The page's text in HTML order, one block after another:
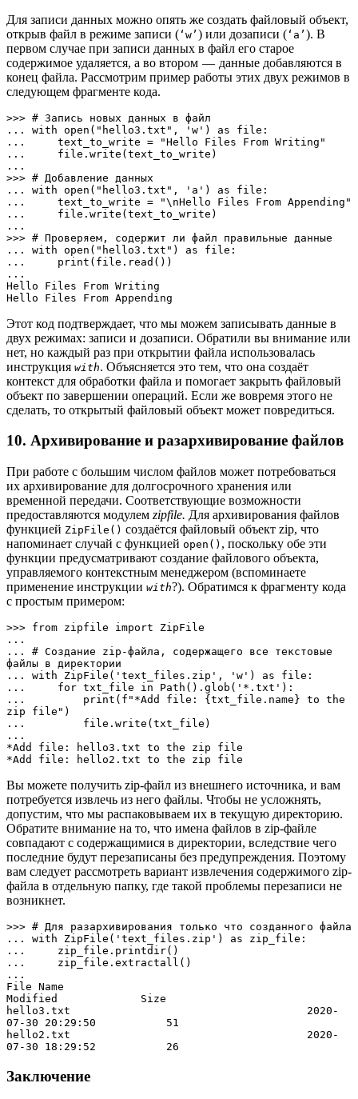
Для записи данных можно опять же создать файловый объект,
открыв файл в режиме записи ( ‘w’ ) или дозаписи ( ‘a’ ). В
первом случае при записи данных в файл его старое
содержимое удаляется, а во втором — данные добавляются в
конец файла. Рассмотрим пример работы этих двух режимов в
следующем фрагменте кода.
>>> # Запись новых данных в файл
... with open("hello3.txt", 'w') as file:
...     text_to_write = "Hello Files From Writing"
...     file.write(text_to_write)
...
>>> # Добавление данных
... with open("hello3.txt", 'a') as file:
...     text_to_write = "\nHello Files From Appending"
...     file.write(text_to_write)
...
>>> # Проверяем, содержит ли файл правильные данные
... with open("hello3.txt") as file:
...     print(file.read())
...
Hello Files From Writing
Hello Files From Appending
Этот код подтверждает, что мы можем записывать данные в
двух режимах: записи и дозаписи. Обратили вы внимание или
нет, но каждый раз при открытии файла использовалась
инструкция with. Объясняется это тем, что она создаёт
контекст для обработки файла и помогает закрыть файловый
объект по завершении операций. Если же вовремя этого не
сделать, то открытый файловый объект может повредиться.
10. Архивирование и разархивирование файлов
При работе с большим числом файлов может потребоваться
их архивирование для долгосрочного хранения или
временной передачи. Соответствующие возможности
предоставляются модулем zipfile. Для архивирования файлов
функцией ZipFile() создаётся файловый объект zip, что
напоминает случай с функцией open() , поскольку обе эти
функции предусматривают создание файлового объекта,
управляемого контекстным менеджером (вспоминаете
применение инструкции with?). Обратимся к фрагменту кода
с простым примером:
>>> from zipfile import ZipFile
...
... # Создание zip-файла, содержащего все текстовые
файлы в директории
... with ZipFile('text_files.zip', 'w') as file:
...     for txt_file in Path().glob('*.txt'):
...         print(f"*Add file: {txt_file.name} to the
zip file")
...         file.write(txt_file)
...
*Add file: hello3.txt to the zip file
*Add file: hello2.txt to the zip file
Вы можете получить zip-файл из внешнего источника, и вам
потребуется извлечь из него файлы. Чтобы не усложнять,
допустим, что мы распаковываем их в текущую директорию.
Обратите внимание на то, что имена файлов в zip-файле
совпадают с содержащимися в директории, вследствие чего
последние будут перезаписаны без предупреждения. Поэтому
вам следует рассмотреть вариант извлечения содержимого zip-
файла в отдельную папку, где такой проблемы перезаписи не
возникнет.
>>> # Для разархивирования только что созданного файла
... with ZipFile('text_files.zip') as zip_file:
...     zip_file.printdir()
...     zip_file.extractall()
...
File Name
Modified             Size
hello3.txt                                     2020-
07-30 20:29:50           51
hello2.txt                                     2020-
07-30 18:29:52           26
Заключение